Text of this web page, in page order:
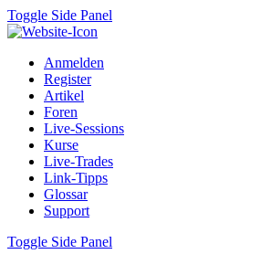
Toggle Side Panel
Anmelden
Register
Artikel
Foren
Live-Sessions
Kurse
Live-Trades
Link-Tipps
Glossar
Support
Toggle Side Panel